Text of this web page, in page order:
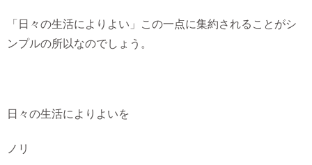
「日々の生活によりよい」この一点に集約されることがシ
ンプルの所以なのでしょう。
日々の生活によりよいを
ノリ